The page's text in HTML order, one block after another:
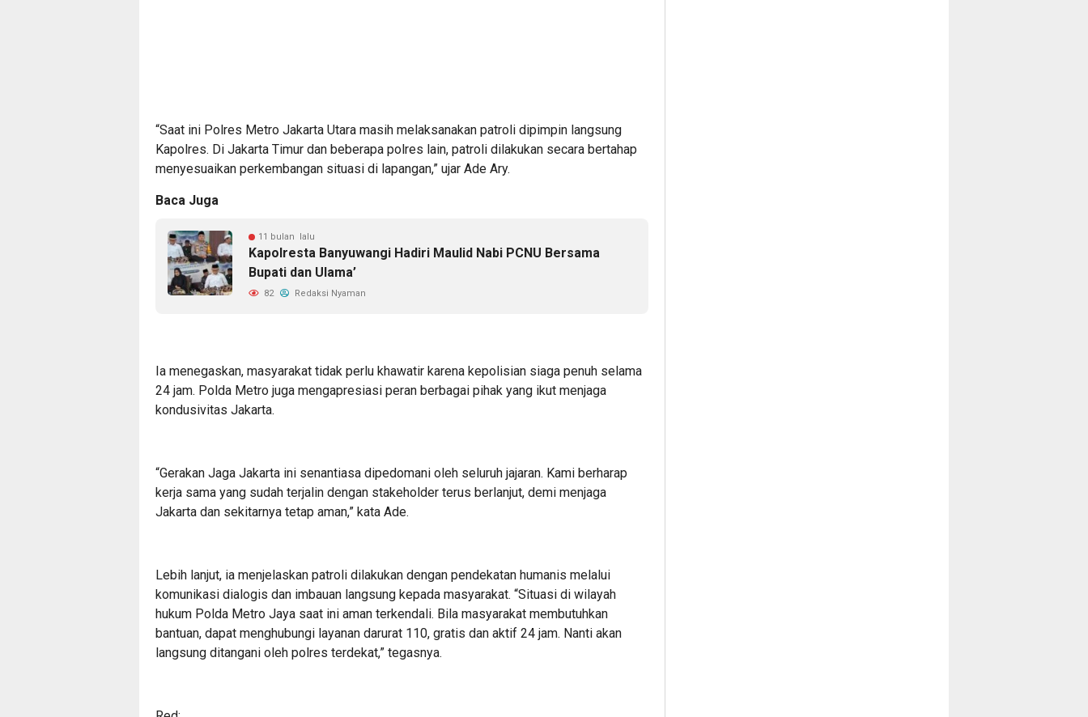
“Saat ini Polres Metro Jakarta Utara masih melaksanakan patroli dipimpin langsung
Kapolres. Di Jakarta Timur dan beberapa polres lain, patroli dilakukan secara bertahap
menyesuaikan perkembangan situasi di lapangan,” ujar Ade Ary.
Baca Juga
11 bulan lalu
Kapolresta Banyuwangi Hadiri Maulid Nabi PCNU Bersama
Bupati dan Ulama’
82 Redaksi Nyaman
Ia menegaskan, masyarakat tidak perlu khawatir karena kepolisian siaga penuh selama
24 jam. Polda Metro juga mengapresiasi peran berbagai pihak yang ikut menjaga
kondusivitas Jakarta.
“Gerakan Jaga Jakarta ini senantiasa dipedomani oleh seluruh jajaran. Kami berharap
kerja sama yang sudah terjalin dengan stakeholder terus berlanjut, demi menjaga
Jakarta dan sekitarnya tetap aman,” kata Ade.
Lebih lanjut, ia menjelaskan patroli dilakukan dengan pendekatan humanis melalui
komunikasi dialogis dan imbauan langsung kepada masyarakat. “Situasi di wilayah
hukum Polda Metro Jaya saat ini aman terkendali. Bila masyarakat membutuhkan
bantuan, dapat menghubungi layanan darurat 110, gratis dan aktif 24 jam. Nanti akan
langsung ditangani oleh polres terdekat,” tegasnya.